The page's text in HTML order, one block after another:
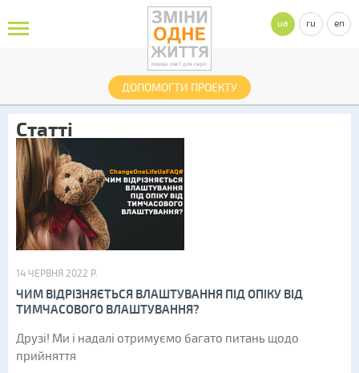
ДОПОМОГТИ ПРОЕКТУ
ua ru en
Статті
14 ЧЕРВНЯ 2022 Р.
ЧИМ ВІДРІЗНЯЄТЬСЯ ВЛАШТУВАННЯ ПІД ОПІКУ ВІД
ТИМЧАСОВОГО ВЛАШТУВАННЯ?
Друзі! Ми і надалі отримуємо багато питань щодо
прийняття